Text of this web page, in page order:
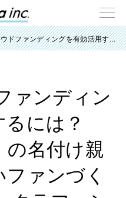
るには？「クラファン」の名付け親に聞く、新しいファンづくりとPRの秘訣〜クラファン株式会社代表取締役社長 板越ジョージさん〜
ァンディン
には？
の名付け親
ァンづく